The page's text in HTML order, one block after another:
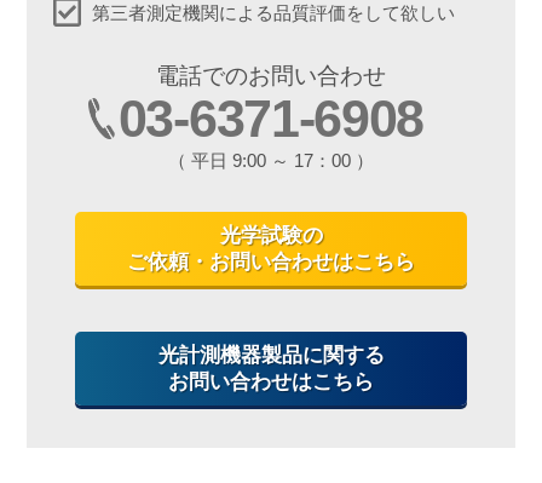
第三者測定機関による品質評価をして欲しい
電話でのお問い合わせ
03-6371-6908
（ 平日 9:00 ～ 17：00 ）
光学試験の
ご依頼・お問い合わせはこちら
光計測機器製品に関する
お問い合わせはこちら